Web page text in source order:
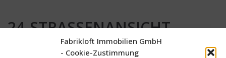
Fabrikloft Immobilien GmbH
- Cookie-Zustimmung
24-STRASSENANSICHT-